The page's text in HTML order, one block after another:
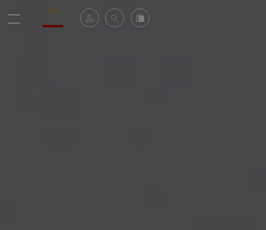
Valrhona - Imaginons le meilleur du chocolat
Espace clientRechercheCommandez en ligne